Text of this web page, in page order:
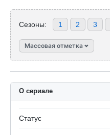
Сезоны: 1 2 3
Массовая отметка
О сериале
Статус